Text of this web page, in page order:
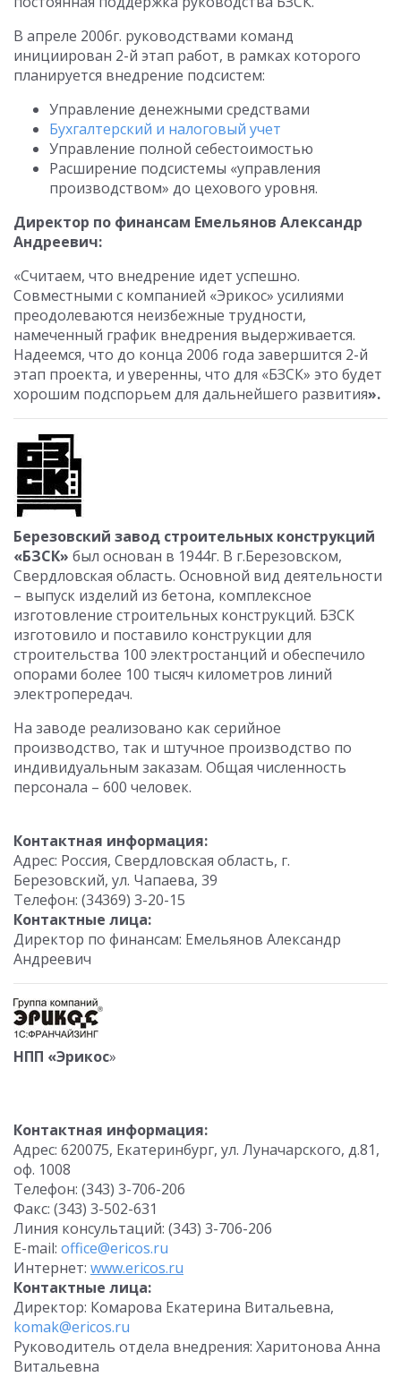
В апреле 2006г. руководствами команд
инициирован 2-й этап работ, в рамках которого
планируется внедрение подсистем:
Управление денежными средствами
Бухгалтерский и налоговый учет
Управление полной себестоимостью
Расширение подсистемы «управления
производством» до цехового уровня.
Директор по финансам Емельянов Александр
Андреевич:
«Считаем, что внедрение идет успешно.
Совместными с компанией «Эрикос» усилиями
преодолеваются неизбежные трудности,
намеченный график внедрения выдерживается.
Надеемся, что до конца 2006 года завершится 2-й
этап проекта, и уверенны, что для «БЗСК» это будет
хорошим подспорьем для дальнейшего развития».
Березовский завод строительных конструкций
«БЗСК» был основан в 1944г. В г.Березовском,
Свердловская область. Основной вид деятельности
– выпуск изделий из бетона, комплексное
изготовление строительных конструкций. БЗСК
изготовило и поставило конструкции для
строительства 100 электростанций и обеспечило
опорами более 100 тысяч километров линий
электропередач.
На заводе реализовано как серийное
производство, так и штучное производство по
индивидуальным заказам. Общая численность
персонала – 600 человек.
Контактная информация:
Адрес: Россия, Свердловская область, г.
Березовский, ул. Чапаева, 39
Телефон: (34369) 3-20-15
Контактные лица:
Директор по финансам: Емельянов Александр
Андреевич
НПП «Эрикос»
Контактная информация:
Адрес: 620075, Екатеринбург, ул. Луначарского, д.81,
оф. 1008
Телефон: (343) 3-706-206
Факс: (343) 3-502-631
Линия консультаций: (343) 3-706-206
E-mail: office@ericos.ru
Интернет: www.ericos.ru
Контактные лица:
Директор: Комарова Екатерина Витальевна,
komak@ericos.ru
Руководитель отдела внедрения: Харитонова Анна
Витальевна